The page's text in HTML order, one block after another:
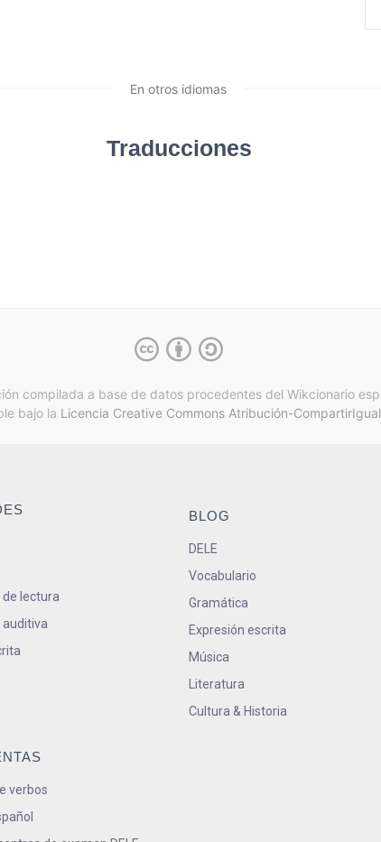
En otros idiomas
Traducciones
compilada a base de datos procedentes del Wikcionario
bajo la Licencia Creative Commons Atribución-
lectura
verbos
BLOG
DELE
Vocabulario
Gramática
Expresión escrita
Música
Literatura
Cultura & Historia